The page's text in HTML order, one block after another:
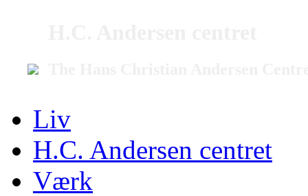
Liv
H.C. Andersen centret
Værk